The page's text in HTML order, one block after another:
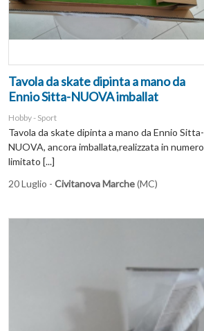
Tavola da skate dipinta a mano da
Ennio Sitta-NUOVA imballat
Hobby - Sport
Tavola da skate dipinta a mano da Ennio Sitta-
NUOVA, ancora imballata,realizzata in numero
limitato [...]
20 Luglio - Civitanova Marche(MC)